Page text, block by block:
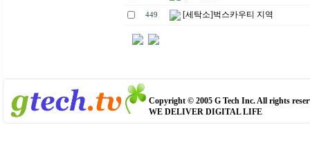
449 [세탁소]벅스카우티 지역
Copyright © 2005 G Tech Inc. All rights
WE DELIVER DIGITAL LIFE